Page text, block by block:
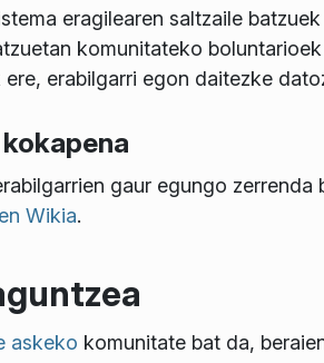
eragilearen saltzaile
komunitateko
erabilgarri egon daitezke
gaur egungo
Wikia.
askeko komunitate bat da,